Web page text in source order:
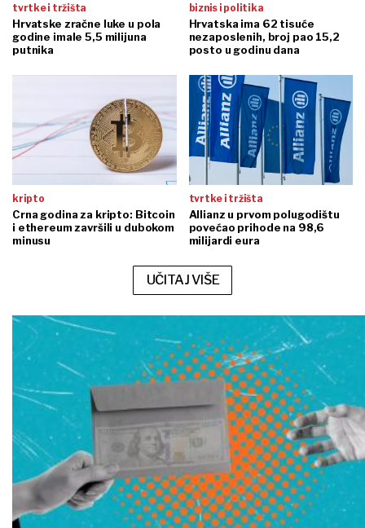
tvrtke i tržišta
Hrvatske zračne luke u pola
godine imale 5,5 milijuna
putnika
biznis i politika
Hrvatska ima 62 tisuće
nezaposlenih, broj pao 15,2
posto u godinu dana
kripto
Crna godina za kripto: Bitcoin
i ethereum završili u dubokom
minusu
tvrtke i tržišta
Allianz u prvom polugodištu
povećao prihode na 98,6
milijardi eura
UČITAJ VIŠE